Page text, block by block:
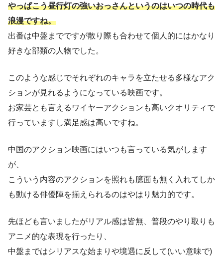
やっぱこう昼行灯の強いおっさんというのはいつの時代も
浪漫ですね。
出番は中盤までですが散り際も合わせて個人的にはかなり
好きな部類の人物でした。
このような感じでそれぞれのキャラを立たせる多様なアク
ションが見れるようになっている映画です。
お家芸とも言えるワイヤーアクションも高いクオリティで
行っていますし満足感は高いですね。
中国のアクション映画にはいつも言っている気がします
が、
こういう内容のアクションを照れも臆面も無く入れてしか
も動ける俳優陣を揃えられるのはやはり魅力的です。
先ほども言いましたがリアル感は皆無、普段のやり取りも
アニメ的な表現を行ったり、
中盤まではシリアスな始まりや境遇に反して(いい意味で)